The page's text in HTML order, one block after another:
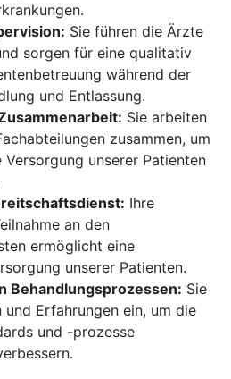
Sie führen die Ärzte
sorgen für eine qualitativ
während der
und Entlassung.
Sie arbeiten
zusammen, um
unserer Patienten
Ihre
an den
ermöglicht eine
unserer Patienten.
Behandlungsprozessen: Sie
und Erfahrungen ein, um die
und -prozesse